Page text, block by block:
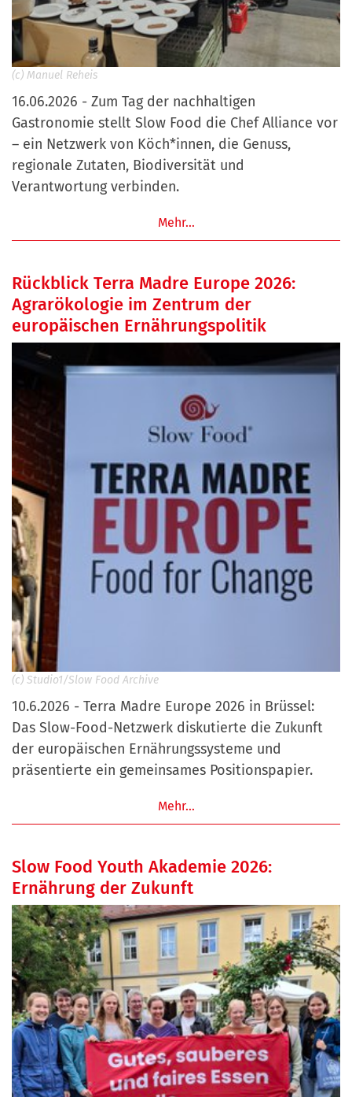
(c) Manuel Reheis
16.06.2026 - Zum Tag der nachhaltigen
Gastronomie stellt Slow Food die Chef Alliance vor
– ein Netzwerk von Köch*innen, die Genuss,
regionale Zutaten, Biodiversität und
Verantwortung verbinden.
Mehr…
Rückblick Terra Madre Europe 2026:
Agrarökologie im Zentrum der
europäischen Ernährungspolitik
(c) Studio1/Slow Food Archive
10.6.2026 - Terra Madre Europe 2026 in Brüssel:
Das Slow-Food-Netzwerk diskutierte die Zukunft
der europäischen Ernährungssysteme und
präsentierte ein gemeinsames Positionspapier.
Mehr…
Slow Food Youth Akademie 2026:
Ernährung der Zukunft